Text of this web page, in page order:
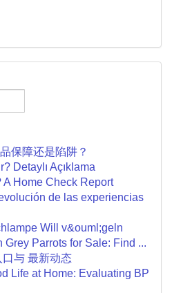
保障还是陷阱？
Detaylı Açıklama
Home Check Report
de las experiencias
Will v&ouml;geln
Grey Parrots for Sale: Find ...
与 最新动态
Life at Home: Evaluating BP